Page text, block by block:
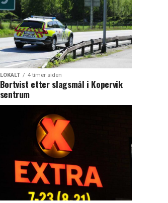
LOKALT 4 timer siden
Bortvist etter slagsmål i Kopervik
sentrum